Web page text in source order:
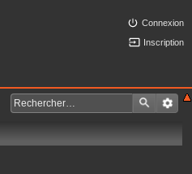
Connexion
Inscription